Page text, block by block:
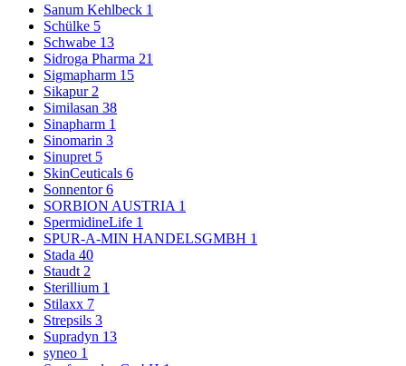
Sanum Kehlbeck 1
Schülke 5
Schwabe 13
Sidroga Pharma 21
Sigmapharm 15
Sikapur 2
Similasan 38
Sinapharm 1
Sinomarin 3
Sinupret 5
SkinCeuticals 6
Sonnentor6
SORBION AUSTRIA 1
SpermidineLife 1
SPUR-A-MIN HANDELSGMBH 1
Stada 40
Staudt 2
Sterillium 1
Stilaxx 7
Strepsils 3
Supradyn 13
syneo 1